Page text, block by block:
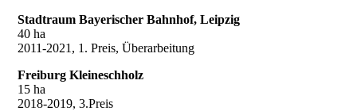
Stadtraum Bayerischer Bahnhof, Leipzig
40 ha
2011-2021, 1. Preis, Überarbeitung
Freiburg Kleineschholz
15 ha
2018-2019, 3.Preis